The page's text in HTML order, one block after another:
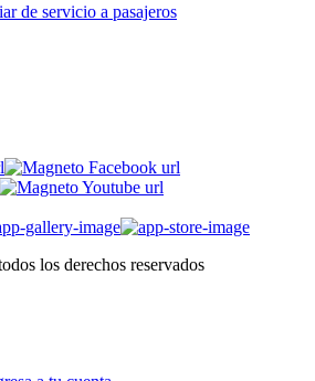
de servicio a pasajeros
los derechos reservados